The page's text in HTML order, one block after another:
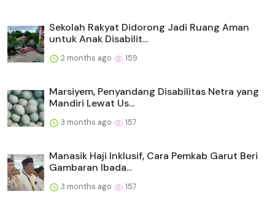
Sekolah Rakyat Didorong Jadi Ruang Aman
untuk Anak Disabilit...
2 months ago 159
Marsiyem, Penyandang Disabilitas Netra yang
Mandiri Lewat Us...
3 months ago 157
Manasik Haji Inklusif, Cara Pemkab Garut Beri
Gambaran Ibada...
3 months ago 157